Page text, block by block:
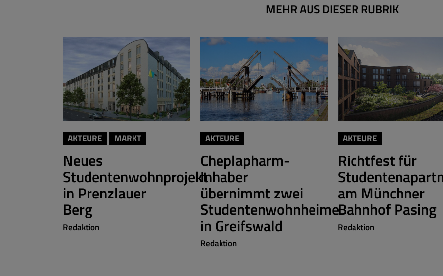
MEHR AUS DIESER RUBRIK
AKTEURE MARKT
Neues
Studentenwohnprojekt
in Prenzlauer
Berg
Redaktion
AKTEURE
Cheplapharm-
Inhaber
übernimmt zwei
Studentenwohnheime
in Greifswald
Redaktion
AKTEURE
Richtfest für
am Münchner
Bahnhof Pasing
Redaktion